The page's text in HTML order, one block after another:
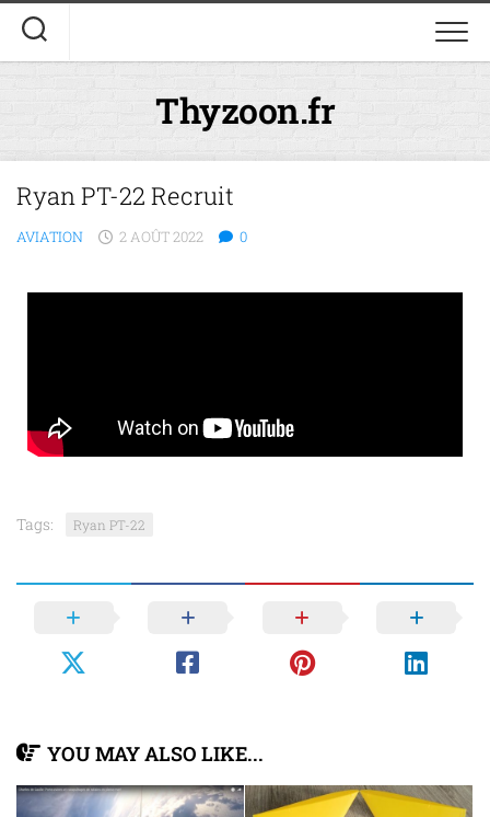
Thyzoon.fr
Ryan PT-22 Recruit
AVIATION 2 AOÛT 2022 0
Tags: Ryan PT-22
YOU MAY ALSO LIKE...